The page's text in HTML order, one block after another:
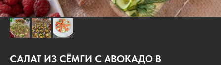
САЛАТ ИЗ СЁМГИ С АВОКАДО В